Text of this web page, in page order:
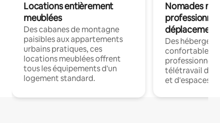
Locations entièrement
meublées
Des cabanes de montagne
paisibles aux appartements
urbains pratiques, ces
locations meublées offrent
tous les équipements d'un
logement standard.
Nomades
déplacement
Des
confortables
professionnels
télétravail
et d'espaces